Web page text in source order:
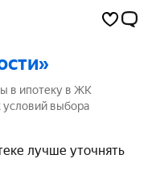
в ипотеку в ЖК
условий выбора
кредитования
лучше уточнять